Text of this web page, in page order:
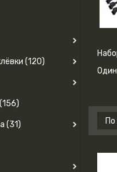
(120)
(31)